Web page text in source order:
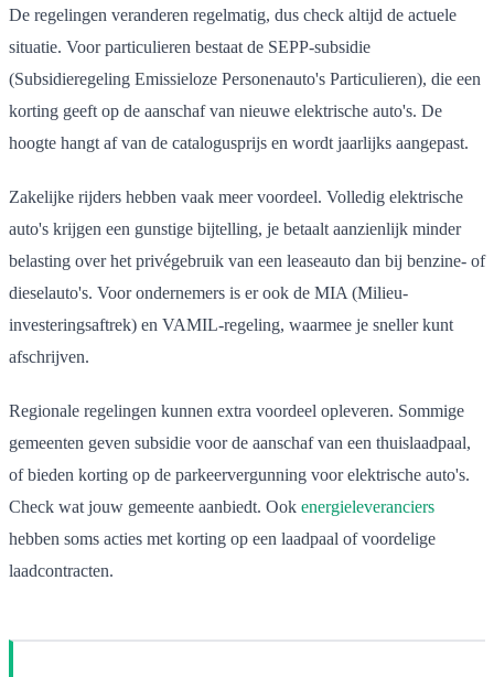
De regelingen veranderen regelmatig, dus check altijd de actuele
situatie. Voor particulieren bestaat de SEPP-subsidie
(Subsidieregeling Emissieloze Personenauto's Particulieren), die een
korting geeft op de aanschaf van nieuwe elektrische auto's. De
hoogte hangt af van de catalogusprijs en wordt jaarlijks aangepast.
Zakelijke rijders hebben vaak meer voordeel. Volledig elektrische
auto's krijgen een gunstige bijtelling, je betaalt aanzienlijk minder
belasting over het privégebruik van een leaseauto dan bij benzine- of
dieselauto's. Voor ondernemers is er ook de MIA (Milieu-
investeringsaftrek) en VAMIL-regeling, waarmee je sneller kunt
afschrijven.
Regionale regelingen kunnen extra voordeel opleveren. Sommige
gemeenten geven subsidie voor de aanschaf van een thuislaadpaal,
of bieden korting op de parkeervergunning voor elektrische auto's.
Check wat jouw gemeente aanbiedt. Ook energieleveranciers
hebben soms acties met korting op een laadpaal of voordelige
laadcontracten.